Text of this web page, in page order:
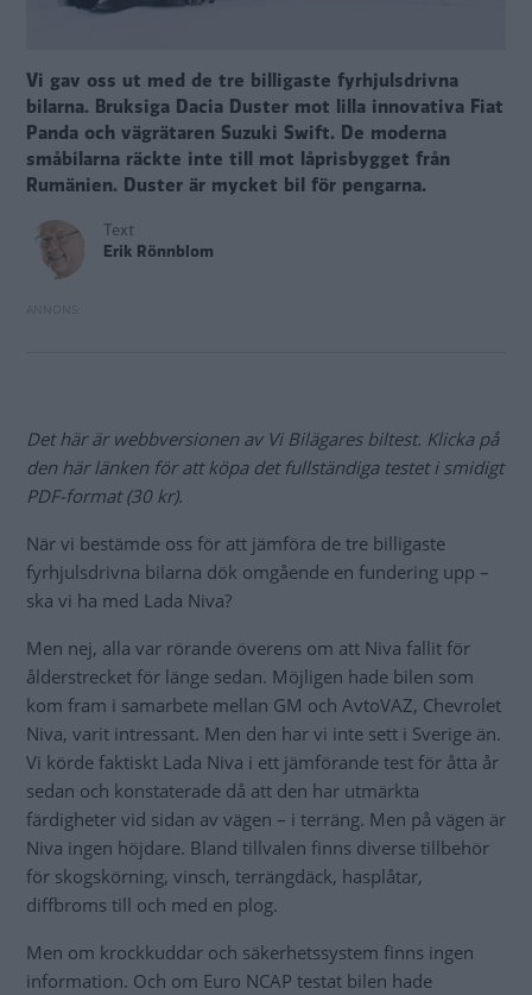
Vi gav oss ut med de tre billigaste fyrhjulsdrivna
bilarna. Bruksiga Dacia Duster mot lilla innovativa Fiat
Panda och vägrätaren Suzuki Swift. De moderna
småbilarna räckte inte till mot låprisbygget från
Rumänien. Duster är mycket bil för pengarna.
Text
Erik Rönnblom
Det här är webbversionen av Vi Bilägares biltest. Klicka på
den här länken för att köpa det fullständiga testet i smidigt
PDF-format (30 kr).
När vi bestämde oss för att jämföra de tre billigaste
fyrhjulsdrivna bilarna dök omgående en fundering upp –
ska vi ha med Lada Niva?
Men nej, alla var rörande överens om att Niva fallit för
ålderstrecket för länge sedan. Möjligen hade bilen som
kom fram i samarbete mellan GM och AvtoVAZ, Chevrolet
Niva, varit intressant. Men den har vi inte sett i Sverige än.
Vi körde faktiskt Lada Niva i ett jämförande test för åtta år
sedan och konstaterade då att den har utmärkta
färdigheter vid sidan av vägen – i terräng. Men på vägen är
Niva ingen höjdare. Bland tillvalen finns diverse tillbehör
för skogskörning, vinsch, terrängdäck, hasplåtar,
diffbroms till och med en plog.
Men om krockkuddar och säkerhetssystem finns ingen
information. Och om Euro NCAP testat bilen hade